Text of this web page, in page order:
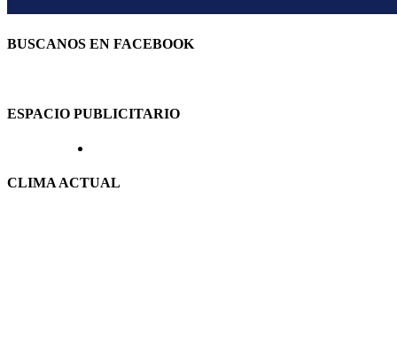
BUSCANOS EN FACEBOOK
ESPACIO PUBLICITARIO
CLIMA ACTUAL